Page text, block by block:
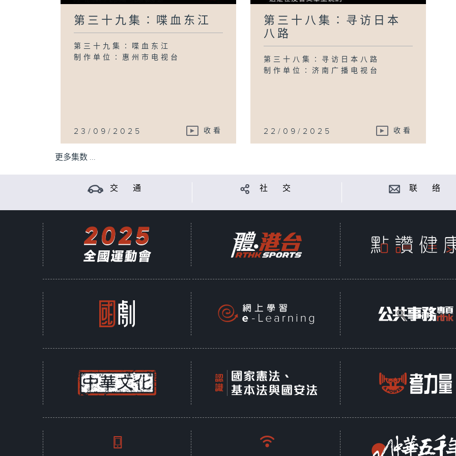
第三十九集∶喋血东江
第三十九集∶喋血东江
制作单位∶惠州市电视台
23/09/2025 收看
第三十八集∶寻访日本
八路
第三十八集∶寻访日本八路
制作单位∶济南广播电视台
22/09/2025 收看
更多集数 ...
交 通 社 交 联 络